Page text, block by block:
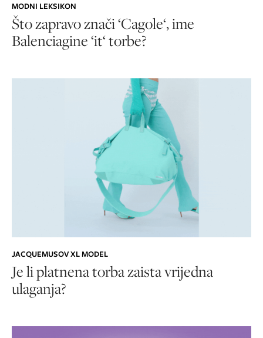
MODNI LEKSIKON
Što zapravo znači ‘Cagole‘, ime
Balenciagine ‘it‘ torbe?
JACQUEMUSOV XL MODEL
Je li platnena torba zaista vrijedna
ulaganja?